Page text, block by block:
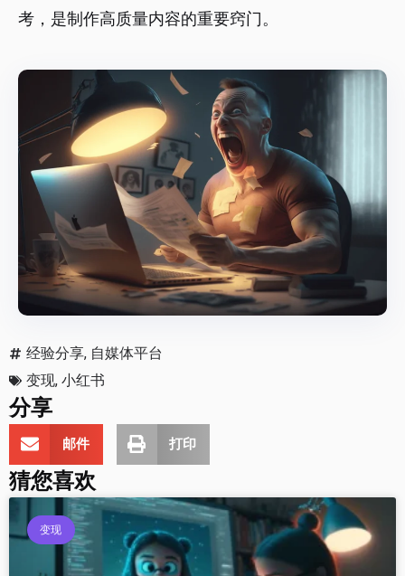
考，是制作高质量内容的重要窍门。
经验分享, 自媒体平台
变现, 小红书
分享
邮件 打印
猜您喜欢
变现